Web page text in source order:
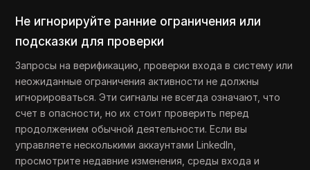
Не игнорируйте ранние ограничения или
подсказки для проверки
Запросы на верификацию, проверки входа в систему или
неожиданные ограничения активности не должны
игнорироваться. Эти сигналы не всегда означают, что
счет в опасности, но их стоит проверить перед
продолжением обычной деятельности. Если вы
управляете несколькими аккаунтами LinkedIn,
просмотрите недавние изменения, среды входа и